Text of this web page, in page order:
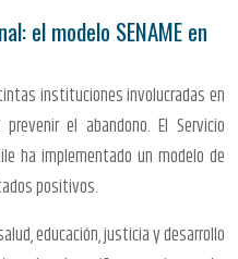
el modelo SENAME en
instituciones involucradas en
el abandono. El Servicio
ha implementado un modelo de
positivos.
educación, justicia y desarrollo